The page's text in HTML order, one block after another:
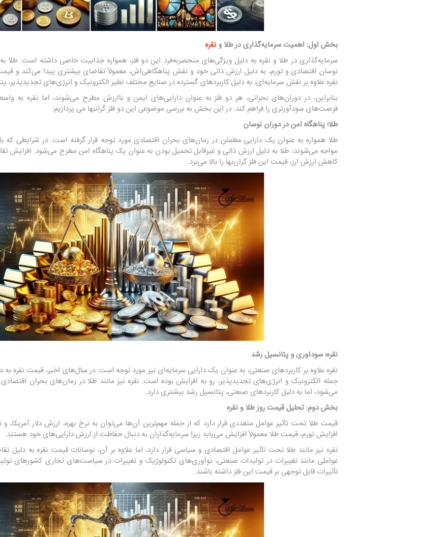
بخش اول: اهمیت سرمایه‌گذاری در طلا و نقره
سرمایه‌گذاری در طلا و نقره به دلیل ویژگی‌های منحصربه‌فرد این دو فلز، همواره جذابیت خاصی داشته است. طلا
نوسان اقتصادی و تورم، به دلیل ارزش ذاتی خود و نقش پناهگاهی‌اش، معمولاً تقاضای بیشتری پیدا می‌کند و
نقره علاوه بر نقش سرمایه‌ای، به دلیل کاربردهای گسترده در صنایع مختلف نظیر الکترونیک و انرژی‌های تجدیدپذیر،
بنابراین، در دوران‌های بحرانی، هر دو فلز به عنوان دارایی‌های ایمن و باارزش مطرح می‌شوند، اما نقره به
فرصت‌های سودآورتری را فراهم کند. در این بخش به بررسی موضوعی این دو فلز گرانبها می پردازیم:
طلا؛ پناهگاه امن در دوران نوسان
طلا همواره به عنوان یک دارایی مطمئن در زمان‌های بحران اقتصادی مورد توجه قرار گرفته است. در شرایطی که
مواجه می‌شوند، طلا به دلیل ارزش ذاتی و غیرقابل تحمیل بودن به عنوان یک پناهگاه امن مطرح می‌شود. افزایش
کاهش ارزش ارز، قیمت این فلز گران‌بها را بالا می‌برد.
نقره؛ سودآوری و پتانسیل رشد
نقره علاوه بر کاربردهای صنعتی، به عنوان یک دارایی سرمایه‌ای نیز مورد توجه است. در سال‌های اخیر، قیمت نقره به
جمله الکترونیک و انرژی‌های تجدیدپذیر، رو به افزایش بوده است. نقره نیز مانند طلا در زمان‌های بحران
می‌شود، اما به دلیل کاربردهای صنعتی، پتانسیل رشد بیشتری دارد.
بخش دوم: تحلیل قیمت روز طلا و نقره
قیمت طلا تحت تأثیر عوامل متعددی قرار دارد که از جمله مهم‌ترین آن‌ها می‌توان به نرخ بهره، ارزش دلار آمریکا،
افزایش تورم، قیمت طلا معمولاً افزایش می‌یابد زیرا سرمایه‌گذاران به دنبال حفاظت از ارزش دارایی‌های خود هستند.
نقره نیز مانند طلا تحت تأثیر عوامل اقتصادی و سیاسی قرار دارد، اما علاوه بر آن، نوسانات قیمت نقره به دلیل
عواملی مانند تغییرات در تولیدات صنعتی، نوآوری‌های تکنولوژیک و تغییرات در سیاست‌های تجاری کشورهای
تأثیرات قابل توجهی بر قیمت این فلز داشته باشند.